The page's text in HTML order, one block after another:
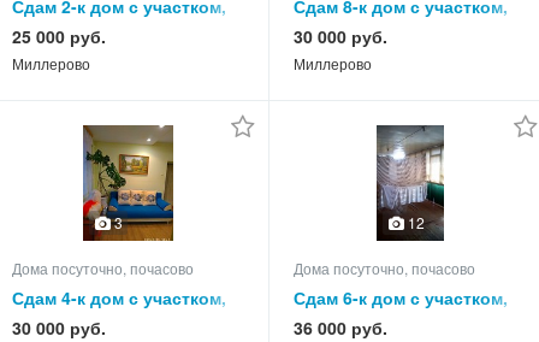
Сдам 2-к дом с участком,
55.0 кв.м, этажей 1
25 000 руб.
Миллерово
Сдам 8-к дом с участком,
105.0 кв.м, этажей 1
30 000 руб.
Миллерово
3
Дома посуточно, почасово
Сдам 4-к дом с участком,
80.0 кв.м, этажей 1
30 000 руб.
12
Дома посуточно, почасово
Сдам 6-к дом с участком,
85.0 кв.м, этажей 1
36 000 руб.